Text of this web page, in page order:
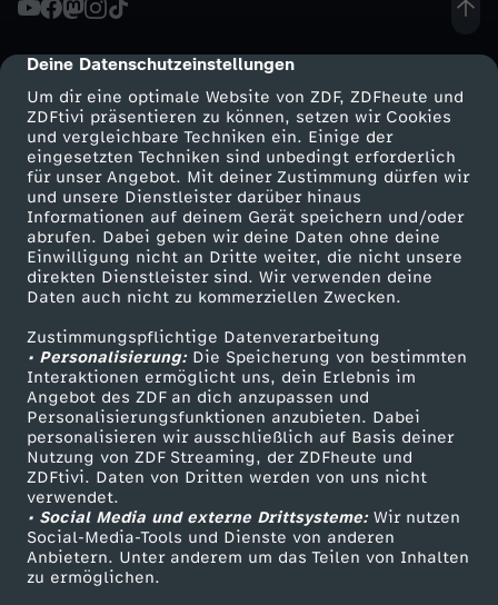
cmp-dialog-description
Deine Datenschutzeinstellungen
Um dir eine optimale Website von ZDF, ZDFheute und
ZDFtivi präsentieren zu können, setzen wir Cookies
und vergleichbare Techniken ein. Einige der
eingesetzten Techniken sind unbedingt erforderlich
für unser Angebot. Mit deiner Zustimmung dürfen wir
und unsere Dienstleister darüber hinaus
Informationen auf deinem Gerät speichern und/oder
abrufen. Dabei geben wir deine Daten ohne deine
Einwilligung nicht an Dritte weiter, die nicht unsere
direkten Dienstleister sind. Wir verwenden deine
Daten auch nicht zu kommerziellen Zwecken.
Zustimmungspflichtige Datenverarbeitung
• Personalisierung:Die Speicherung von bestimmten
Interaktionen ermöglicht uns, dein Erlebnis im
Angebot des ZDF an dich anzupassen und
Personalisierungsfunktionen anzubieten. Dabei
personalisieren wir ausschließlich auf Basis deiner
Nutzung von ZDF Streaming, der ZDFheute und
ZDFtivi. Daten von Dritten werden von uns nicht
verwendet.
• Social Media und externe Drittsysteme:Wir nutzen
Social-Media-Tools und Dienste von anderen
Anbietern. Unter anderem um das Teilen von Inhalten
zu ermöglichen.
i
p
p
:
"
I
C
a
n
S
e
Mehr ZDF
ZDF-Apps
Smart TV
ZDFtext
Livestreams
Sendungen A-Z
TV-Programm
Service
ZDFmitreden
Kontakt zum ZDF
Tickets
Zuschauerservice
Hilfe
ZDF Unternehmen
Karriere